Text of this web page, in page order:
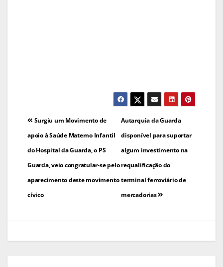
Navegação
de
artigos
Autarquia da Guarda
disponível para suportar
algum investimento na
requalificação do
terminal ferroviário de
mercadorias
Surgiu um Movimento de
apoio à Saúde Materno Infantil
do Hospital da Guarda, o PS
Guarda, veio congratular-se pelo
aparecimento deste movimento
cívico